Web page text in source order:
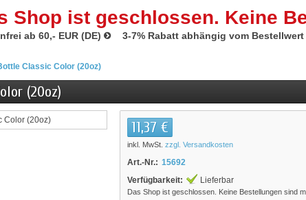
Shop ist geschlossen. Keine
ab 60,- EUR (DE) 3-7% Rabatt abhängig vom Bestellwert
Classic Color (20oz)
(20oz)
11,37 €
inkl. MwSt. zzgl. Versandkosten
Art.-Nr.: 15692
Verfügbarkeit:
Lieferbar
Das Shop ist geschlossen. Keine Bestellungen sind